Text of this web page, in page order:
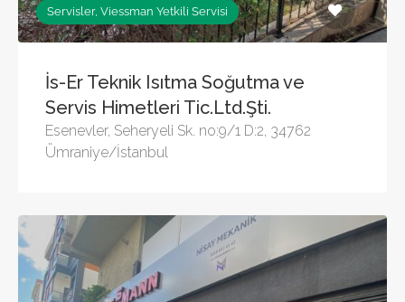
Servisler, Viessman Yetkili Servisi
İs-Er Teknik Isıtma Soğutma ve
Servis Himetleri Tic.Ltd.Şti.
Esenevler, Seheryeli Sk. no:9/1 D:2, 34762
Ümraniye/İstanbul